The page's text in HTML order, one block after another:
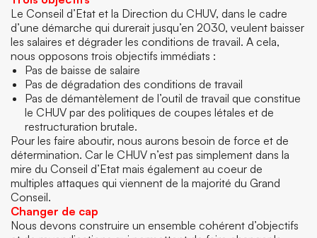
Le Conseil d’Etat et la Direction du CHUV, dans le cadre
d’une démarche qui durerait jusqu’en 2030, veulent baisser
les salaires et dégrader les conditions de travail. A cela,
nous opposons trois objectifs immédiats :
Pas de baisse de salaire
Pas de dégradation des conditions de travail
Pas de démantèlement de l’outil de travail que constitue
le CHUV par des politiques de coupes létales et de
restructuration brutale.
Pour les faire aboutir, nous aurons besoin de force et de
détermination. Car le CHUV n’est pas simplement dans la
mire du Conseil d’Etat mais également au coeur de
multiples attaques qui viennent de la majorité du Grand
Conseil.
Changer de cap
Nous devons construire un ensemble cohérent d’objectifs